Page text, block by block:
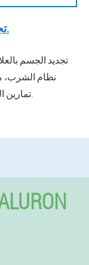
تجديد شباب الجسم بالعلاجات المنزلية.
تجديد الجسم
نظام الشرب،
تمارين التنفس، الوصفات الشعبية لتجديد شباب الجلد.